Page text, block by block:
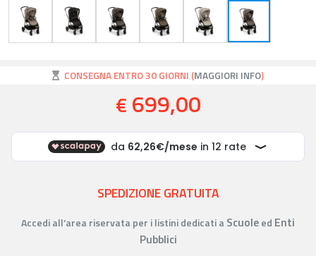
CONSEGNA ENTRO 30 GIORNI (MAGGIORI INFO)
€ 699,00
SPEDIZIONE GRATUITA
Accedi all’area riservata per i listini dedicati a Scuoleed Enti
Pubblici